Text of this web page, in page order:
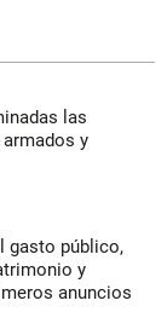
las
y
gasto público,
y
anuncios